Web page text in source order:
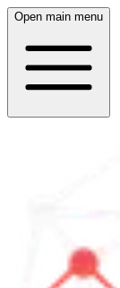
Open main menu